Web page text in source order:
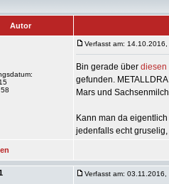
Autor
Verfasst am:
Bin gerade über diesen
gefunden.
Mars und
Kann man da
jedenfalls echt
Verfasst am: 03.11.2016,